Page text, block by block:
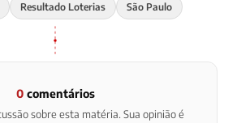
Resultado Loterias São Paulo
0comentários
sobre esta matéria. Sua opinião é